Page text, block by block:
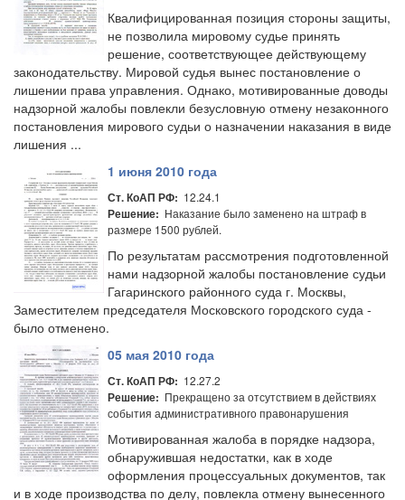
Квалифицированная позиция стороны защиты,
не позволила мировому судье принять
решение, соответствующее действующему
законодательству. Мировой судья вынес постановление о
лишении права управления. Однако, мотивированные доводы
надзорной жалобы повлекли безусловную отмену незаконного
постановления мирового судьи о назначении наказания в виде
лишения ...
1 июня 2010 года
Ст. КоАП РФ: 12.24.1
Решение: Наказание было заменено на штраф в
размере 1500 рублей.
По результатам рассмотрения подготовленной
нами надзорной жалобы постановление судьи
Гагаринского районного суда г. Москвы,
Заместителем председателя Московского городского суда -
было отменено.
05 мая 2010 года
Ст. КоАП РФ: 12.27.2
Решение: Прекращено за отсутствием в действиях
события административного правонарушения
Мотивированная жалоба в порядке надзора,
обнаружившая недостатки, как в ходе
оформления процессуальных документов, так
и в ходе производства по делу, повлекла отмену вынесенного